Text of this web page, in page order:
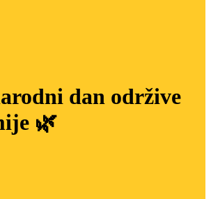
dan održive
🌿